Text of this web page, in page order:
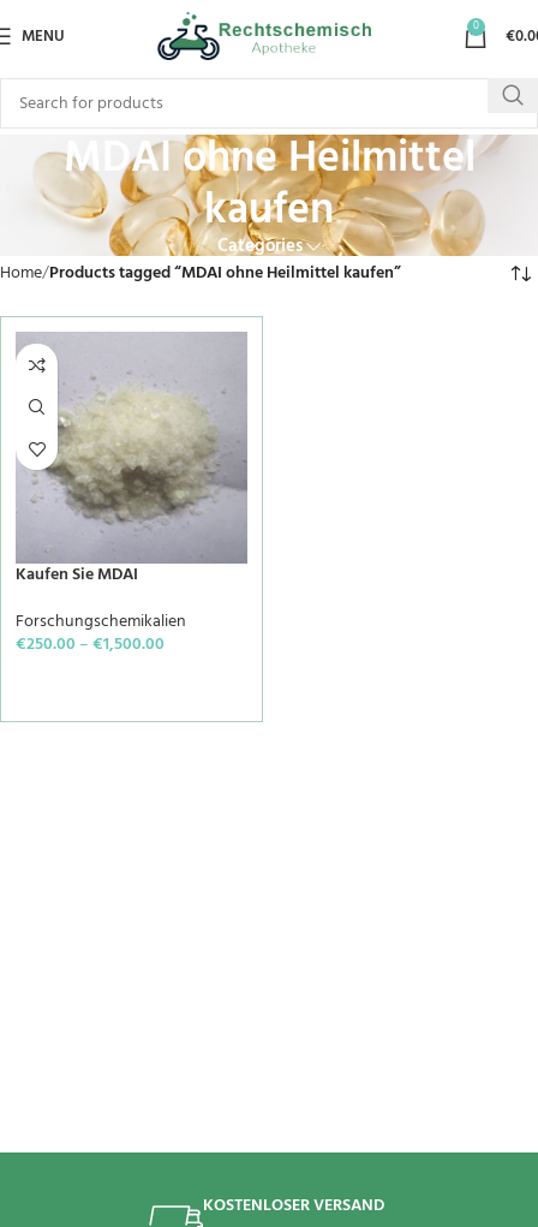
MENU 0 €
MDAI ohne Heilmittel
kaufen
Categories
Home Products tagged “MDAI ohne Heilmittel kaufen”
Kaufen Sie MDAI
Forschungschemikalien
€250.00–€1,500.00
KOSTENLOSER VERSAND